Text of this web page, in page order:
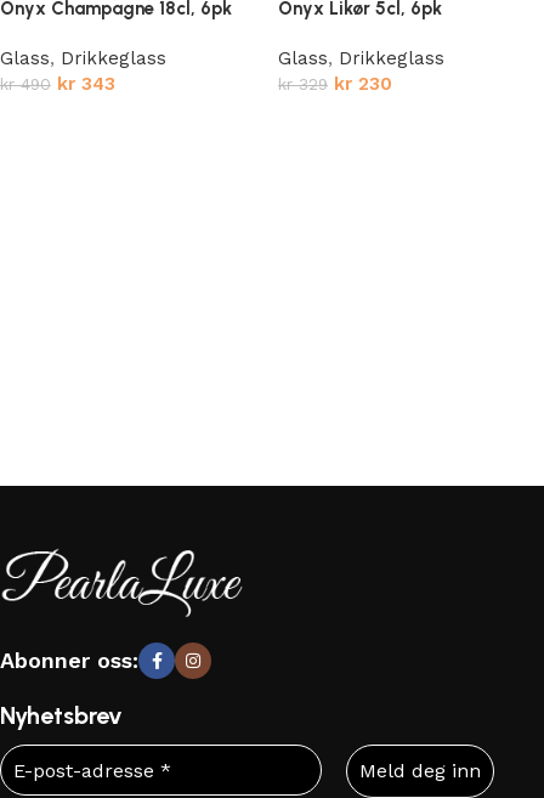
Onyx Champagne 18cl, 6pk
Glass, Drikkeglass
kr490 kr 343
Onyx Likør 5cl, 6pk
Glass, Drikkeglass
kr329 kr 230
Abonner oss:
Nyhetsbrev